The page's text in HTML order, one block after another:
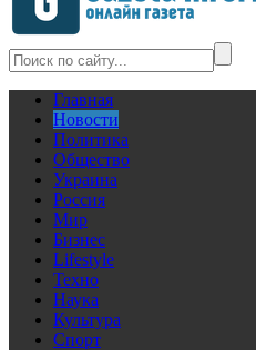
Главная
Новости
Политика
Общество
Украина
Россия
Мир
Бизнес
Lifestyle
Техно
Наука
Культура
Спорт